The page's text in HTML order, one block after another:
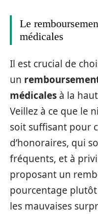
Le
médicales
Il est crucial de
un
médicales à la
Veillez à ce que le
soit suffisant pour
d’honoraires, qui
fréquents, et à
proposant un
pourcentage
les mauvaises